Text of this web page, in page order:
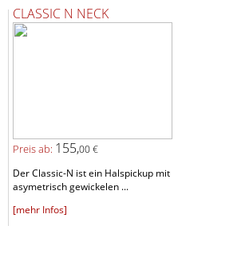
CLASSIC N NECK
Preis ab: 155,00 €
Der Classic-N ist ein Halspickup mit
asymetrisch gewickelen ...
[mehr Infos]